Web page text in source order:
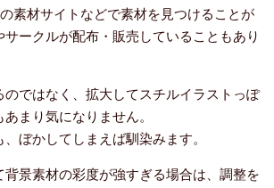
素材サイトなどで素材を見つけることが
ークルが配布・販売していることもあり
のではなく、拡大してスチルイラストっぽ
まり気になりません。
ぼかしてしまえば馴染みます。
背景素材の彩度が強すぎる場合は、調整を